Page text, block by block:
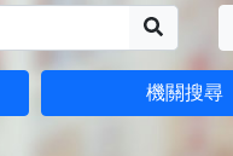
機關搜尋